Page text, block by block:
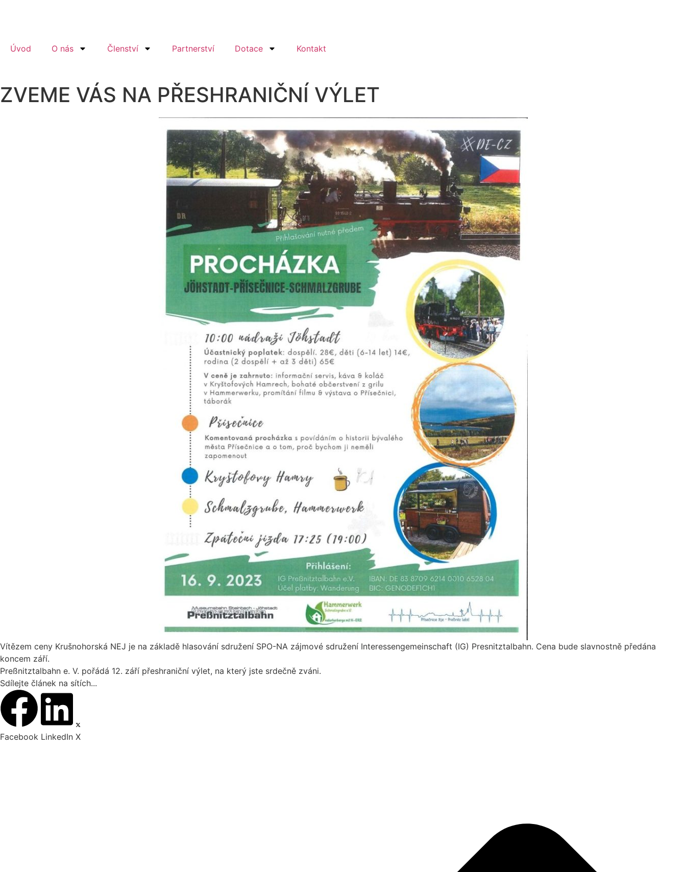
Úvod O nás Členství Partnerství Dotace Kontakt
ZVEME VÁS NA PŘESHRANIČNÍ VÝLET
Vítězem ceny Krušnohorská NEJ je na základě hlasování sdružení SPO-NA zájmové sdružení Interessengemeinschaft (IG) Presnitztalbahn. Cena bude slavnostně předána
koncem září.
Preßnitztalbahn e. V. pořádá 12. září přeshraniční výlet, na který jste srdečně zváni.
Sdílejte článek na sítích...
Facebook LinkedIn X